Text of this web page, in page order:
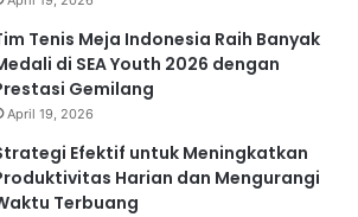
Tenis Meja Indonesia Raih Banyak
di SEA Youth 2026 dengan
Gemilang
April 19, 2026
Efektif untuk Meningkatkan
Harian dan Mengurangi
Terbuang